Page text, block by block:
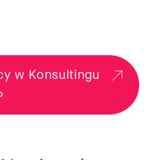
w Konsultingu